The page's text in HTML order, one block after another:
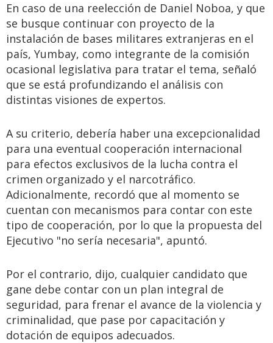
En caso de una reelección de Daniel Noboa, y que
se busque continuar con proyecto de la
instalación de bases militares extranjeras en el
país, Yumbay, como integrante de la comisión
ocasional legislativa para tratar el tema, señaló
que se está profundizando el análisis con
distintas visiones de expertos.
A su criterio, debería haber una excepcionalidad
para una eventual cooperación internacional
para efectos exclusivos de la lucha contra el
crimen organizado y el narcotráfico.
Adicionalmente, recordó que al momento se
cuentan con mecanismos para contar con este
tipo de cooperación, por lo que la propuesta del
Ejecutivo "no sería necesaria", apuntó.
Por el contrario, dijo, cualquier candidato que
gane debe contar con un plan integral de
seguridad, para frenar el avance de la violencia y
criminalidad, que pase por capacitación y
dotación de equipos adecuados.